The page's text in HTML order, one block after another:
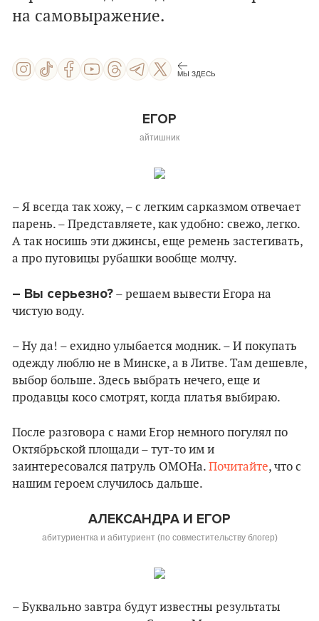
на самовыражение.
МЫ ЗДЕСЬ
ЕГОР
айтишник
– Я всегда так хожу, – с легким сарказмом отвечает
парень. – Представляете, как удобно: свежо, легко.
А так носишь эти джинсы, еще ремень застегивать,
а про пуговицы рубашки вообще молчу.
– Вы серьезно? – решаем вывести Егора на
чистую воду.
– Ну да! – ехидно улыбается модник. – И покупать
одежду люблю не в Минске, а в Литве. Там дешевле,
выбор больше. Здесь выбрать нечего, еще и
продавцы косо смотрят, когда платья выбираю.
После разговора с нами Егор немного погулял по
Октябрьской площади – тут-то им и
заинтересовался патруль ОМОНа. Почитайте, что с
нашим героем случилось дальше.
АЛЕКСАНДРА И ЕГОР
абитуриентка и абитуриент (по совместительству блогер)
– Буквально завтра будут известны результаты